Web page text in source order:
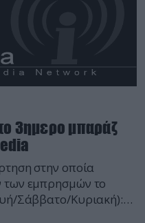
3ημερο μπαράζ
στην οποία
εμπρησμών το
Σάββατο/Κυριακή):